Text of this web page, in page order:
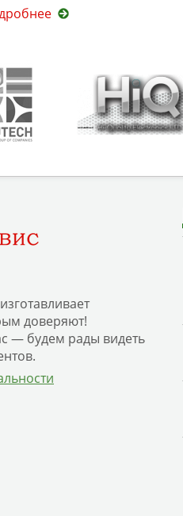
доверяют!
— будем рады видеть